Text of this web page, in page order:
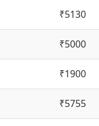
₹5130
₹5000
₹1900
₹5755